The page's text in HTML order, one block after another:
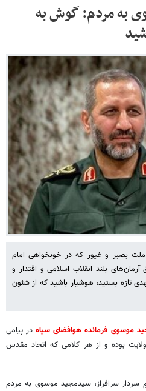
به مردم: گوش به
ملت بصیر و غیور که در خونخواهی امام
بلند انقلاب اسلامی و اقتدار و
تازه بستید، هوشیار باشید که از شئون
موسوی فرمانده هوافضای سپاه در پیامی
بوده و از هر کلامی که اتحاد مقدس
سردار سرافراز، سیدمجید موسوی به مردم